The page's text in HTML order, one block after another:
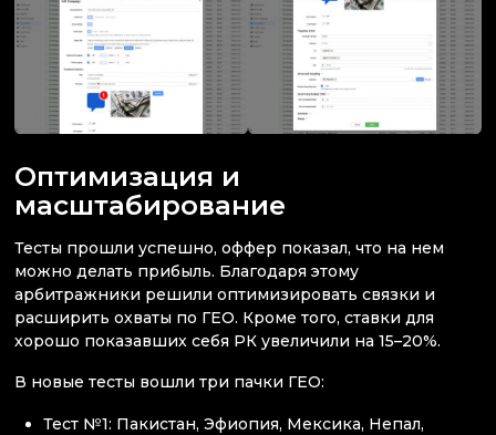
Оптимизация и
масштабирование
Тесты прошли успешно, оффер показал, что на нем
можно делать прибыль. Благодаря этому
арбитражники решили оптимизировать связки и
расширить охваты по ГЕО. Кроме того, ставки для
хорошо показавших себя РК увеличили на 15–20%.
В новые тесты вошли три пачки ГЕО:
Тест №1: Пакистан, Эфиопия, Мексика, Непал,